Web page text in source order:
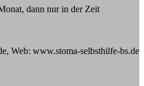
dann nur in der Zeit
Web: www.stoma-selbsthilfe-bs.de